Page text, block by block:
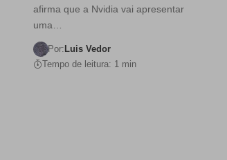
afirma que a Nvidia vai apresentar
uma…
Por: Luis Vedor
Tempo de leitura: 1 min